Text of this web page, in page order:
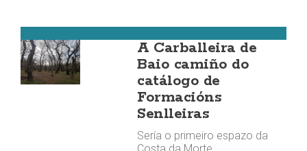
A Carballeira de
Baio camiño do
catálogo de
Formacións
Senlleiras
Sería o primeiro espazo da